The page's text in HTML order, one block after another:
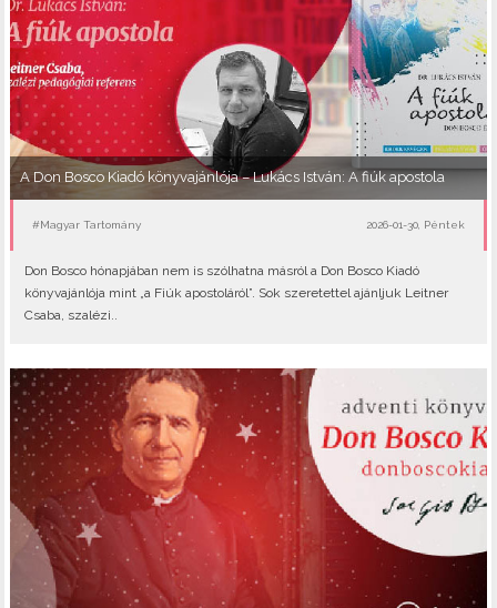
A Don Bosco Kiadó könyvajánlója – Lukács István: A fiúk apostola
#Magyar Tartomány 2026-01-30, Péntek
Don Bosco hónapjában nem is szólhatna másról a Don Bosco Kiadó
könyvajánlója mint „a Fiúk apostoláról”. Sok szeretettel ajánljuk Leitner
Csaba, szalézi..